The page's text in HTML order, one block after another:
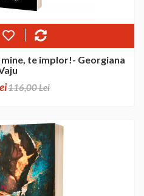
te implor!- Georgiana
116,00 Lei